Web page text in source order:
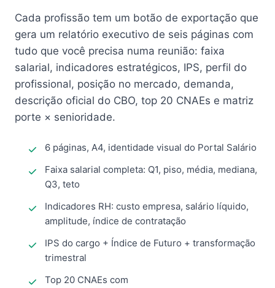
Cada profissão tem um botão de exportação que
gera um relatório executivo de seis páginas com
tudo que você precisa numa reunião: faixa
salarial, indicadores estratégicos, IPS, perfil do
profissional, posição no mercado, demanda,
descrição oficial do CBO, top 20 CNAEs e matriz
porte × senioridade.
6 páginas, A4, identidade visual do Portal Salário
Faixa salarial completa: Q1, piso, média, mediana,
Q3, teto
Indicadores RH: custo empresa, salário líquido,
amplitude, índice de contratação
IPS do cargo + Índice de Futuro + transformação
trimestral
Top 20 CNAEs com